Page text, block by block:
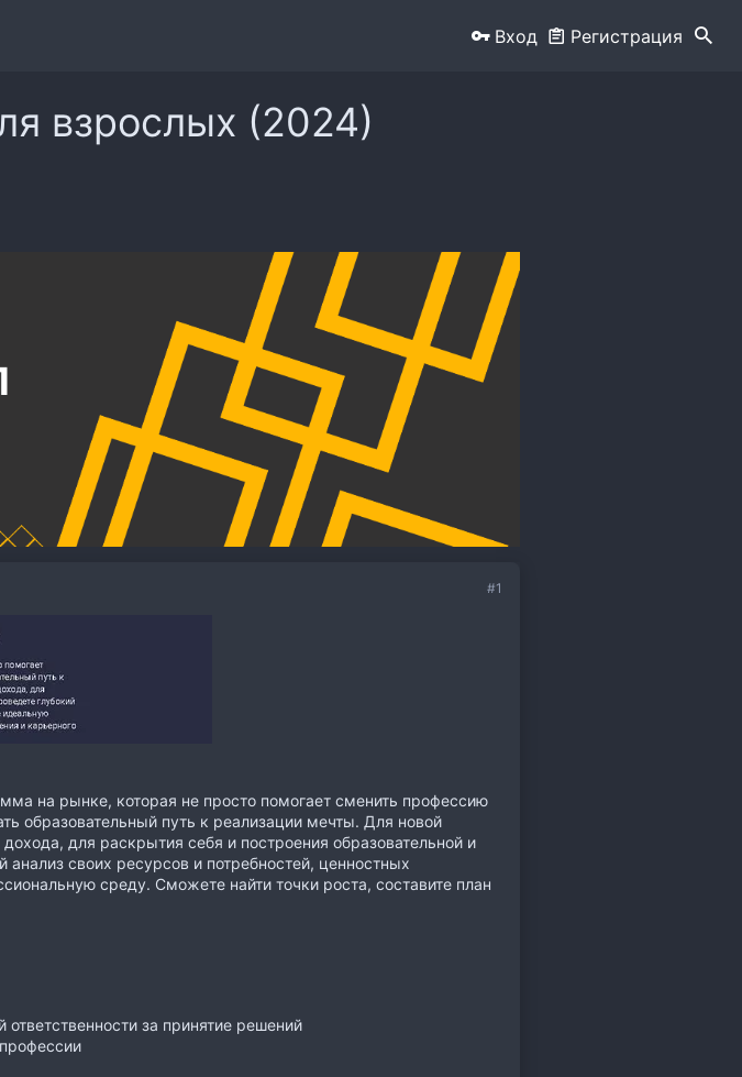
Вход Регистрация
взрослых (2024)
#1
на рынке, которая не просто помогает сменить профессию
образовательный путь к реализации мечты. Для новой
для раскрытия себя и построения образовательной и
анализ своих ресурсов и потребностей, ценностных
среду. Сможете найти точки роста, составите план
за принятие решений